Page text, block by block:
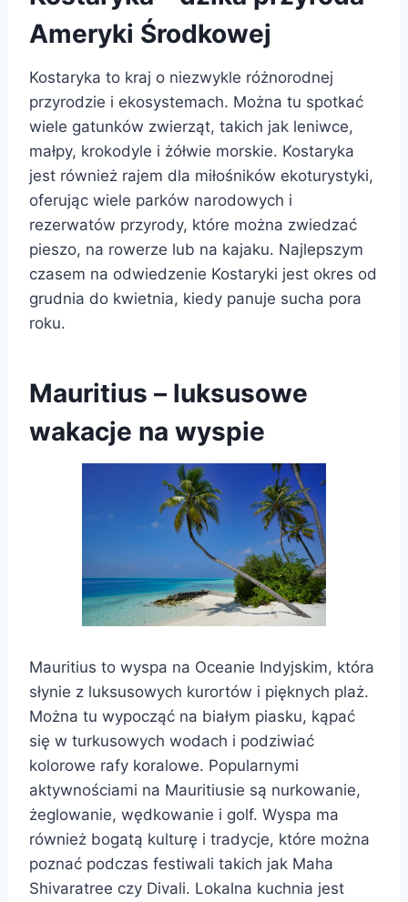
Ameryki Środkowej
Kostaryka to kraj o niezwykle różnorodnej
przyrodzie i ekosystemach. Można tu spotkać
wiele gatunków zwierząt, takich jak leniwce,
małpy, krokodyle i żółwie morskie. Kostaryka
jest również rajem dla miłośników ekoturystyki,
oferując wiele parków narodowych i
rezerwatów przyrody, które można zwiedzać
pieszo, na rowerze lub na kajaku. Najlepszym
czasem na odwiedzenie Kostaryki jest okres od
grudnia do kwietnia, kiedy panuje sucha pora
roku.
Mauritius – luksusowe
wakacje na wyspie
Mauritius to wyspa na Oceanie Indyjskim, która
słynie z luksusowych kurortów i pięknych plaż.
Można tu wypocząć na białym piasku, kąpać
się w turkusowych wodach i podziwiać
kolorowe rafy koralowe. Popularnymi
aktywnościami na Mauritiusie są nurkowanie,
żeglowanie, wędkowanie i golf. Wyspa ma
również bogatą kulturę i tradycje, które można
poznać podczas festiwali takich jak Maha
Shivaratree czy Divali. Lokalna kuchnia jest